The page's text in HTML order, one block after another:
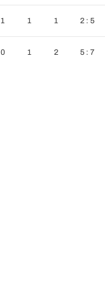
1 1 1 2 : 5
0 1 2 5 : 7